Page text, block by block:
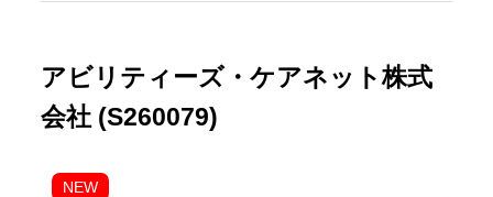
アビリティーズ・ケアネット株式
会社 (S260079)
NEW